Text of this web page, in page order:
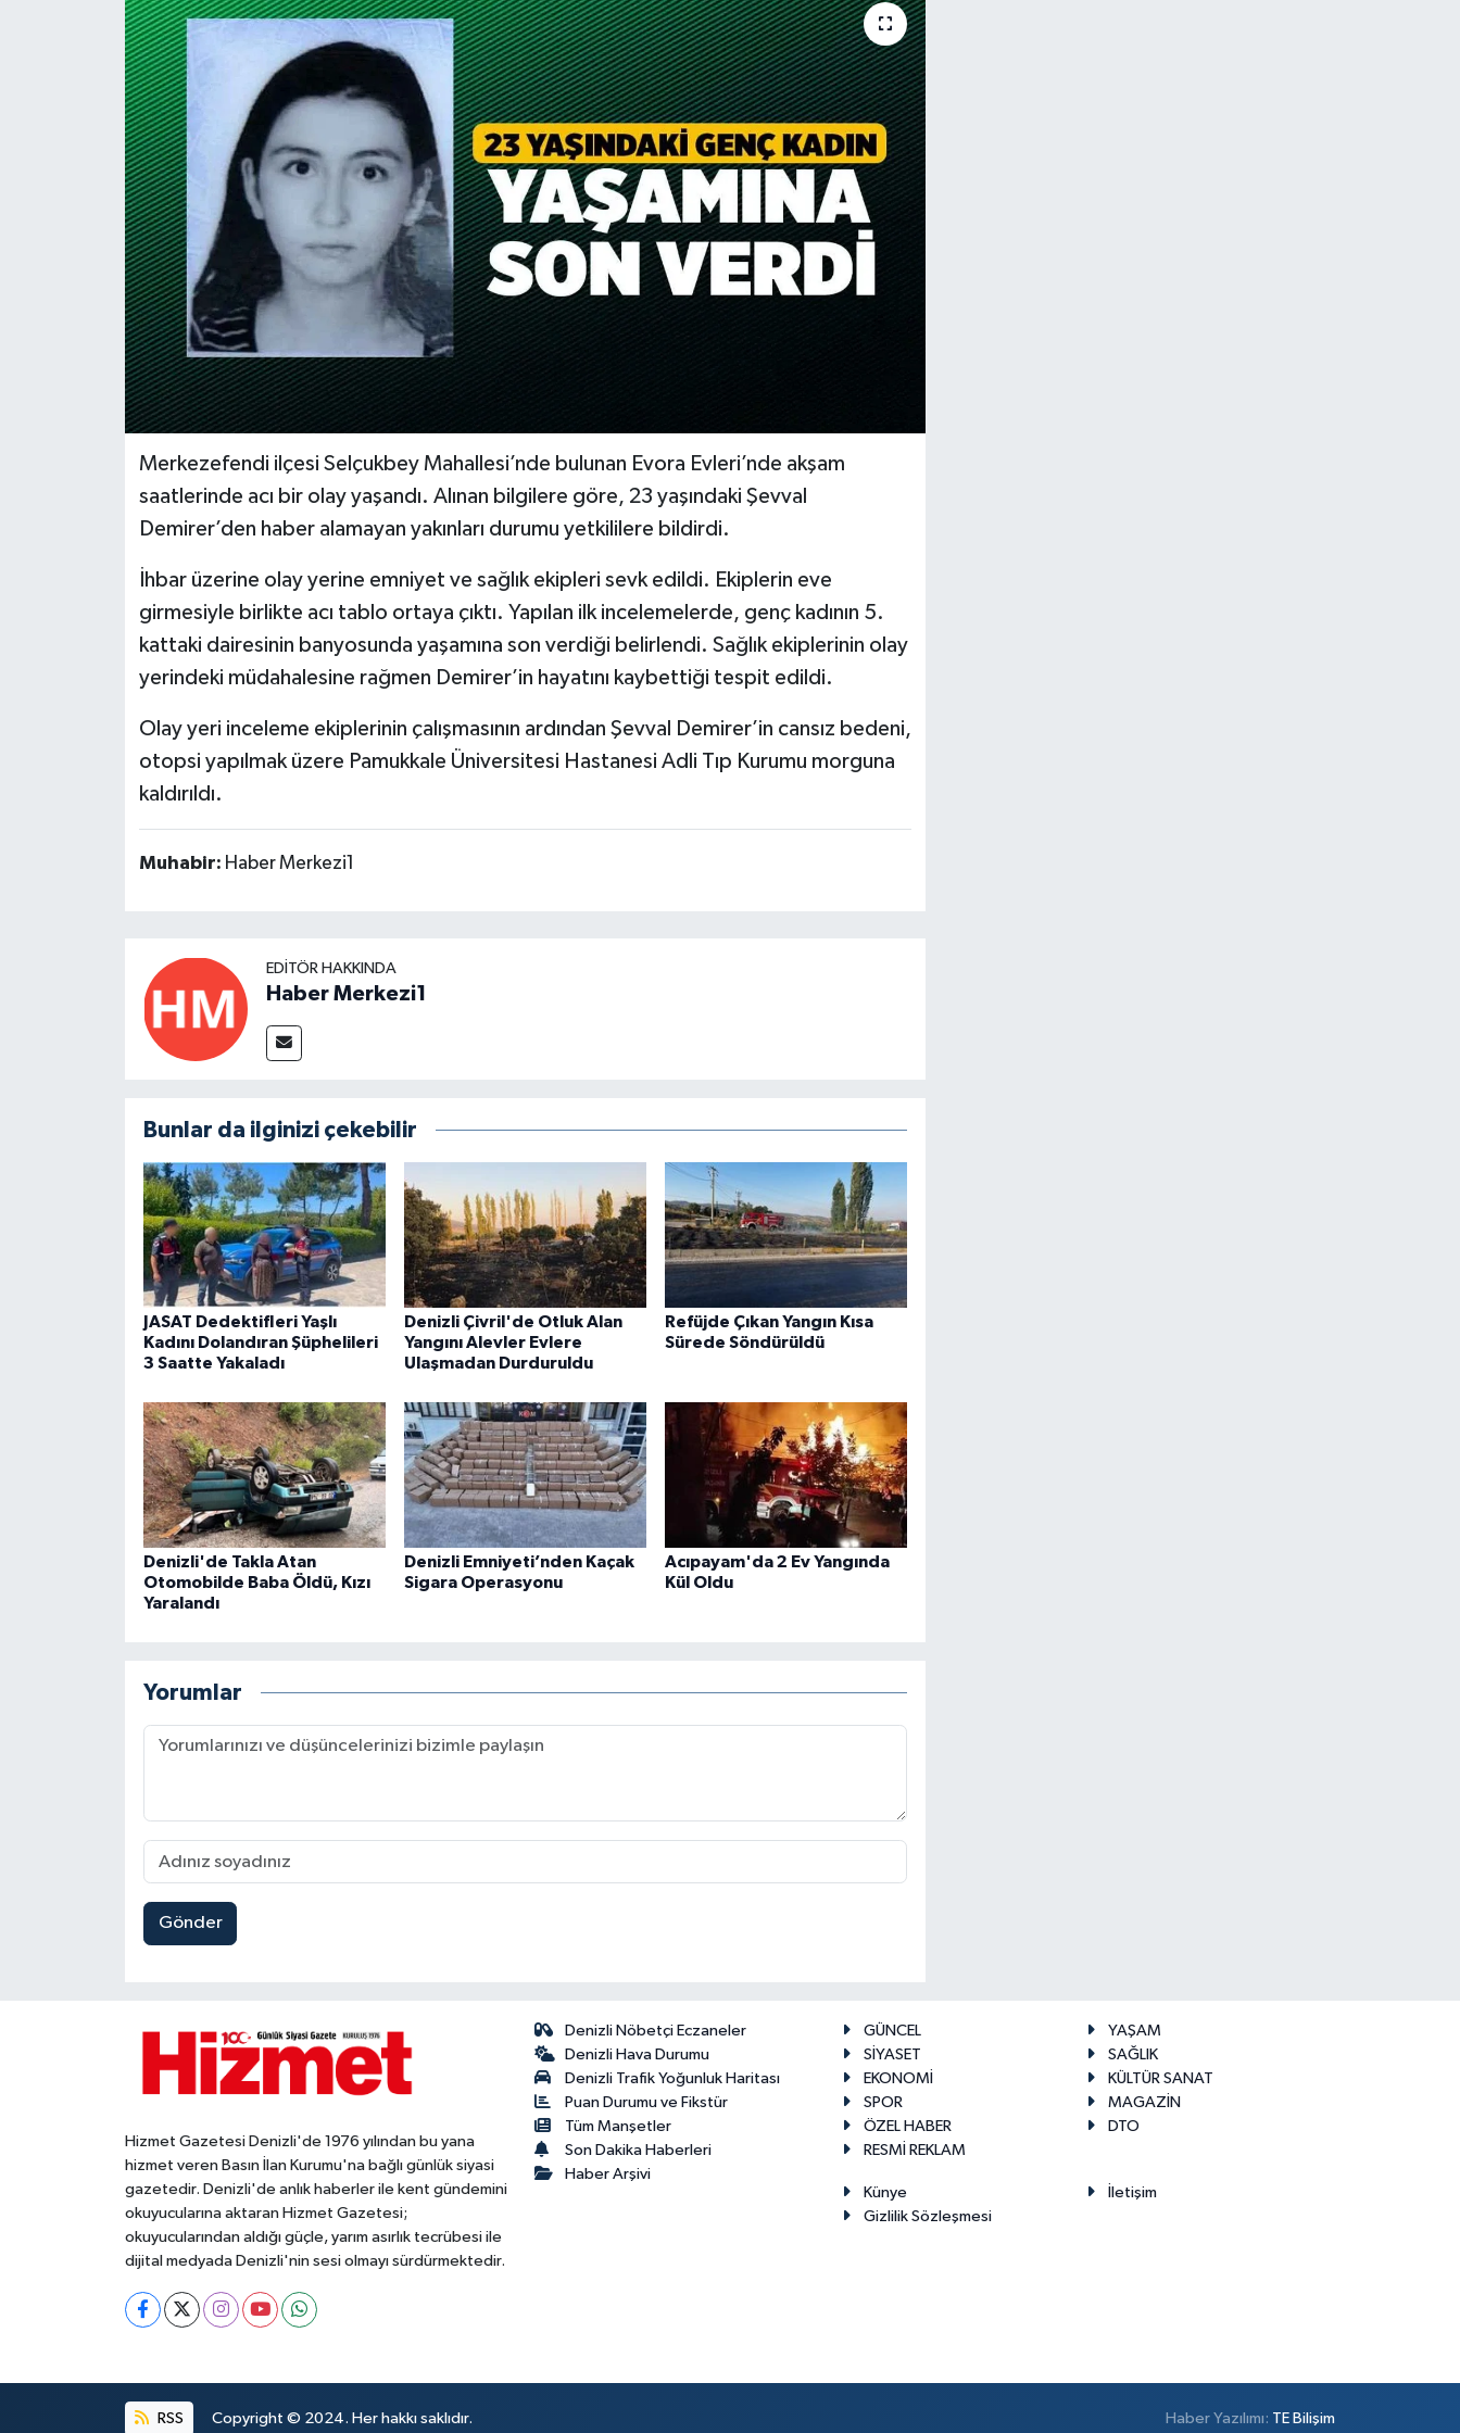
Merkezefendi ilçesi Selçukbey Mahallesi’nde bulunan Evora Evleri’nde akşam
saatlerinde acı bir olay yaşandı. Alınan bilgilere göre, 23 yaşındaki Şevval
Demirer’den haber alamayan yakınları durumu yetkililere bildirdi.
İhbar üzerine olay yerine emniyet ve sağlık ekipleri sevk edildi. Ekiplerin eve
girmesiyle birlikte acı tablo ortaya çıktı. Yapılan ilk incelemelerde, genç kadının 5.
kattaki dairesinin banyosunda yaşamına son verdiği belirlendi. Sağlık ekiplerinin olay
yerindeki müdahalesine rağmen Demirer’in hayatını kaybettiği tespit edildi.
Olay yeri inceleme ekiplerinin çalışmasının ardından Şevval Demirer’in cansız bedeni,
otopsi yapılmak üzere Pamukkale Üniversitesi Hastanesi Adli Tıp Kurumu morguna
kaldırıldı.
Muhabir: Haber Merkezi1
EDITÖR HAKKINDA
Haber Merkezi1
Bunlar da ilginizi çekebilir
JASAT Dedektifleri Yaşlı
Kadını Dolandıran Şüphelileri
3 Saatte Yakaladı
Denizli Çivril'de Otluk Alan
Yangını Alevler Evlere
Ulaşmadan Durduruldu
Refüjde Çıkan Yangın Kısa
Sürede Söndürüldü
Denizli'de Takla Atan
Otomobilde Baba Öldü, Kızı
Yaralandı
Denizli Emniyeti’nden Kaçak
Sigara Operasyonu
Acıpayam'da 2 Ev Yangında
Kül Oldu
Yorumlar
Gönder
Hizmet Gazetesi Denizli'de 1976 yılından bu yana
hizmet veren Basın İlan Kurumu'na bağlı günlük siyasi
gazetedir. Denizli'de anlık haberler ile kent gündemini
okuyucularına aktaran Hizmet Gazetesi;
okuyucularından aldığı güçle, yarım asırlık tecrübesi ile
dijital medyada Denizli'nin sesi olmayı sürdürmektedir.
Denizli Nöbetçi Eczaneler
Denizli Hava Durumu
Denizli Trafik Yoğunluk Haritası
Puan Durumu ve Fikstür
Tüm Manşetler
Son Dakika Haberleri
Haber Arşivi
GÜNCEL
YAŞAM
SİYASET
SAĞLIK
EKONOMİ
KÜLTÜR SANAT
SPOR
MAGAZİN
ÖZEL HABER
DTO
RESMİ REKLAM
Künye
İletişim
Gizlilik Sözleşmesi
RSS Copyright © 2024. Her hakkı saklıdır. Haber Yazılımı: TE Bilişim
ÖZEL HABER
RESMİ REKLAM